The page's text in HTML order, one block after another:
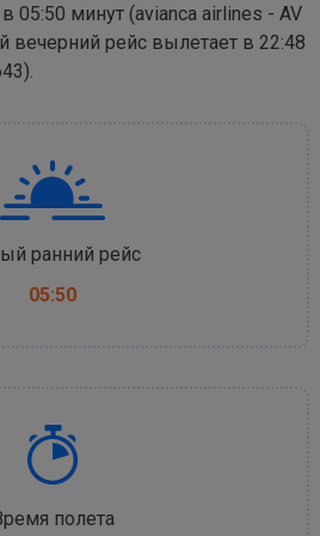
05:50 минут (avianca airlines - AV
вечерний рейс вылетает в 22:48
ранний рейс
05:50
полета